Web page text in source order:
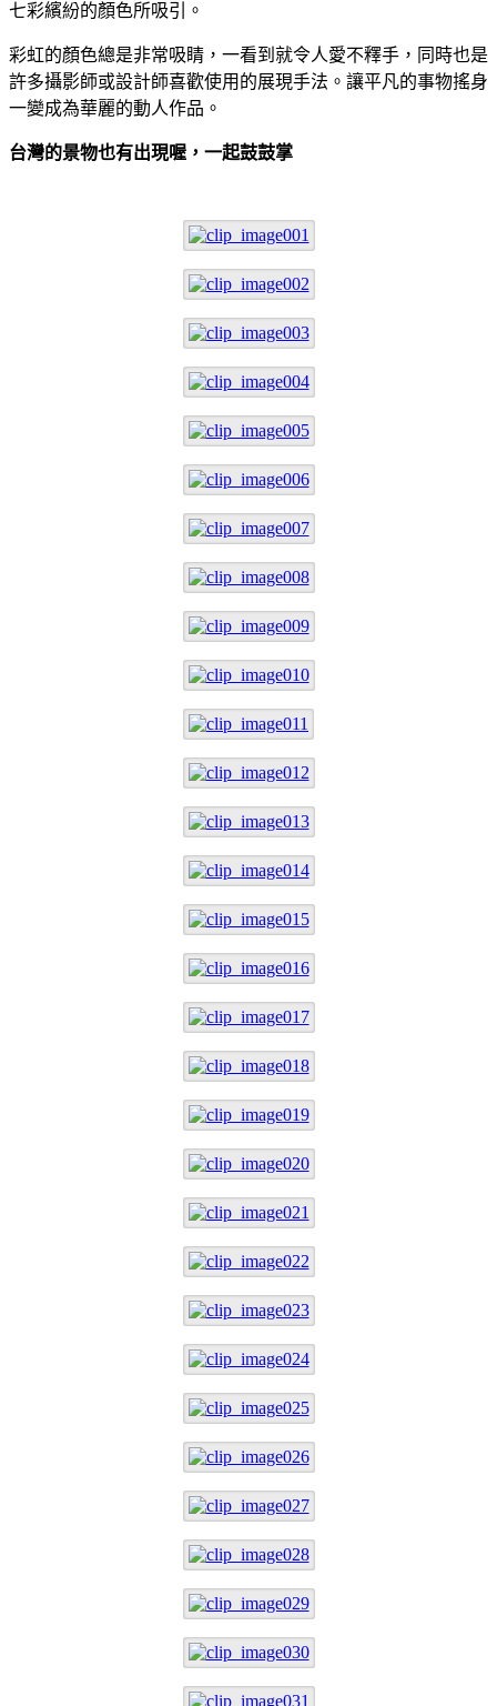
七彩繽紛的顏色所吸引。
彩虹的顏色總是非常吸睛，一看到就令人愛不釋手，同時也是
許多攝影師或設計師喜歡使用的展現手法。讓平凡的事物搖身
一變成為華麗的動人作品。
台灣的景物也有出現喔，一起鼓鼓掌